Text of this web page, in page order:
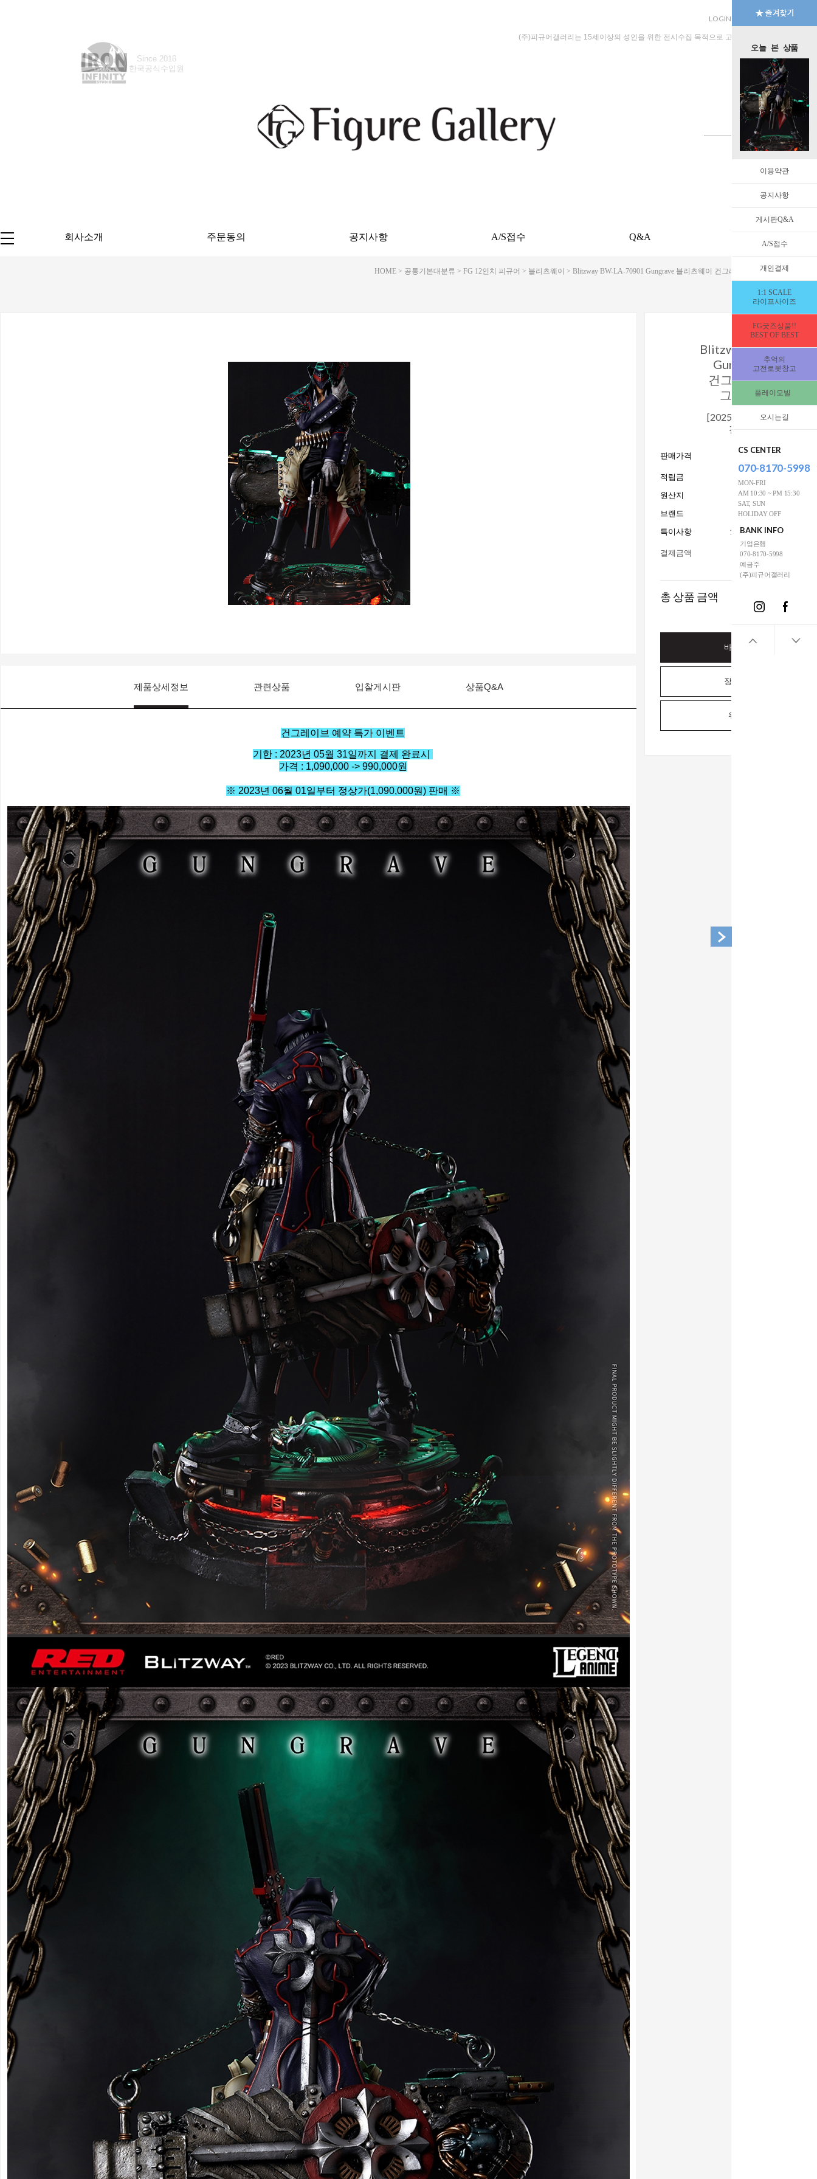
오늘 본 상품
이용약관
공지사항
게시판Q&A
A/S접수
개인결제
1:1 SCALE
라이프사이즈
FG굿즈상품!!
BEST OF BEST
추억의
고전로봇창고
플레이모빌
오시는길
CS CENTER
070-8170-5998
MON-FRI
AM 10:30 ~ PM 15:30
SAT, SUN
HOLIDAY OFF
BANK INFO
기업은행
070-8170-5998
예금주
(주)피규어갤러리
LOGIN JOIN MYPAGE
Since 2018
한국공식수입원
(주)피규어갤러리는 15세이상의 성인을 위한 전시수집 목적으로 고안된 수입판매 전문 법인
회사소개 주문동의 공지사항 A/S접수 Q&A
HOME > 공통기본대분류 > FG 12인치 피규어 > 블리츠웨이 > Blitzway BW-LA-70901 Gungrave 블리츠웨이 건그레이브 - 비욘드 더 그레이
제품상세정보 관련상품 입찰게시판 상품Q&A
건그레이브 예약 특가 이벤트
기한 : 2023년 05월 31일까지 결제 완료시
가격 : 1,090,000 -> 990,000원
※ 2023년 06월 01일부터 정상가(1,090,000원) 판매 ※
Blitzway BW-LA-
Gungrave 블리츠
건그레이브 - 비욘드
그레이브
[2025년11/20일_입고예
잔금결제부탁드립
판매가격 990,000
적립금
원산지
브랜드
특이사항 15세이상사용_전시수집
결제금액
총 상품 금액
바로구매하기
장바구니담기
위시리스트